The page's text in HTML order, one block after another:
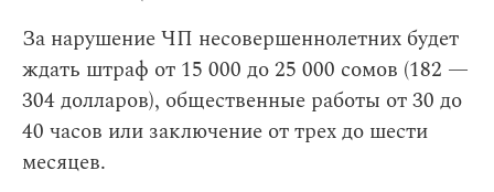
За нарушение ЧП несовершеннолетних будет
ждать штраф от 15 000 до 25 000 сомов (182 —
304 долларов), общественные работы от 30 до
40 часов или заключение от трех до шести
месяцев.